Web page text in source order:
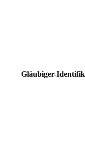
Gläubiger-